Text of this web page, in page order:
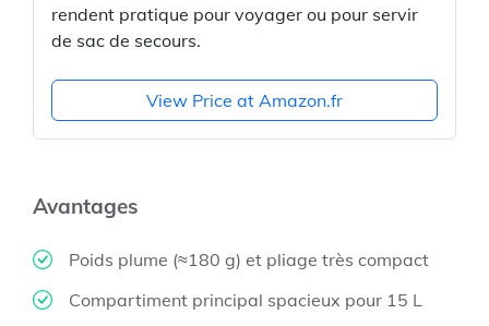
rendent pratique pour voyager ou pour servir
de sac de secours.
View Price at Amazon.fr
Avantages
Poids plume (≈180 g) et pliage très compact
Compartiment principal spacieux pour 15 L